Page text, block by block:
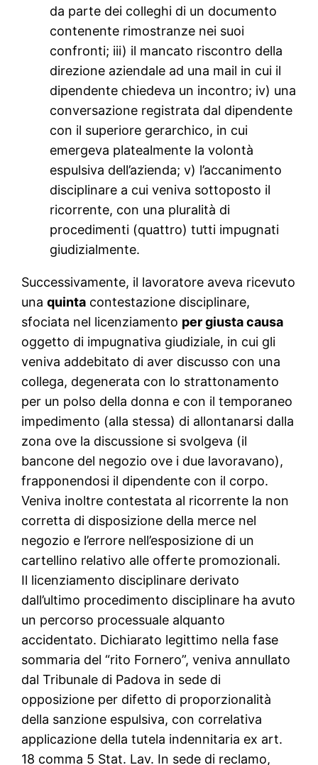
da parte dei colleghi di un documento
contenente rimostranze nei suoi
confronti; iii) il mancato riscontro della
direzione aziendale ad una mail in cui il
dipendente chiedeva un incontro; iv) una
conversazione registrata dal dipendente
con il superiore gerarchico, in cui
emergeva platealmente la volontà
espulsiva dell’azienda; v) l’accanimento
disciplinare a cui veniva sottoposto il
ricorrente, con una pluralità di
procedimenti (quattro) tutti impugnati
giudizialmente.
Successivamente, il lavoratore aveva ricevuto
unaquinta contestazione disciplinare,
sfociata nel licenziamento per giusta causa
oggetto di impugnativa giudiziale, in cui gli
veniva addebitato di aver discusso con una
collega, degenerata con lo strattonamento
per un polso della donna e con il temporaneo
impedimento (alla stessa) di allontanarsi dalla
zona ove la discussione si svolgeva (il
bancone del negozio ove i due lavoravano),
frapponendosi il dipendente con il corpo.
Veniva inoltre contestata al ricorrente la non
corretta di disposizione della merce nel
negozio e l’errore nell’esposizione di un
cartellino relativo alle offerte promozionali.
Il licenziamento disciplinare derivato
dall’ultimo procedimento disciplinare ha avuto
un percorso processuale alquanto
accidentato. Dichiarato legittimo nella fase
sommaria del “rito Fornero”, veniva annullato
dal Tribunale di Padova in sede di
opposizione per difetto di proporzionalità
della sanzione espulsiva, con correlativa
applicazione della tutela indennitaria ex art.
18 comma 5 Stat. Lav. In sede di reclamo,